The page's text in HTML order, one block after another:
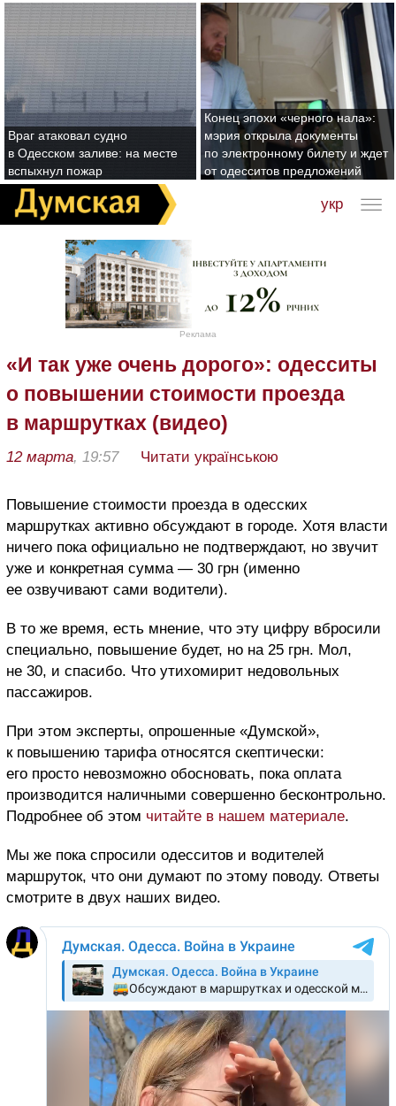
Враг атаковал судно
в Одесском заливе: на месте
вспыхнул пожар
Конец эпохи «черного нала»:
мэрия открыла документы
по электронному билету и ждет
от одесситов предложений
укр
Реклама
«И так уже очень дорого»: одесситы
о повышении стоимости проезда
в маршрутках (видео)
12 марта, 19:57 Читати українською
Повышение стоимости проезда в одесских
маршрутках активно обсуждают в городе. Хотя власти
ничего пока официально не подтверждают, но звучит
уже и конкретная сумма — 30 грн (именно
ее озвучивают сами водители).
В то же время, есть мнение, что эту цифру вбросили
специально, повышение будет, но на 25 грн. Мол,
не 30, и спасибо. Что утихомирит недовольных
пассажиров.
При этом эксперты, опрошенные «Думской»,
к повышению тарифа относятся скептически:
его просто невозможно обосновать, пока оплата
производится наличными совершенно бесконтрольно.
Подробнее об этом читайте в нашем материале.
Мы же пока спросили одесситов и водителей
маршруток, что они думают по этому поводу. Ответы
смотрите в двух наших видео.